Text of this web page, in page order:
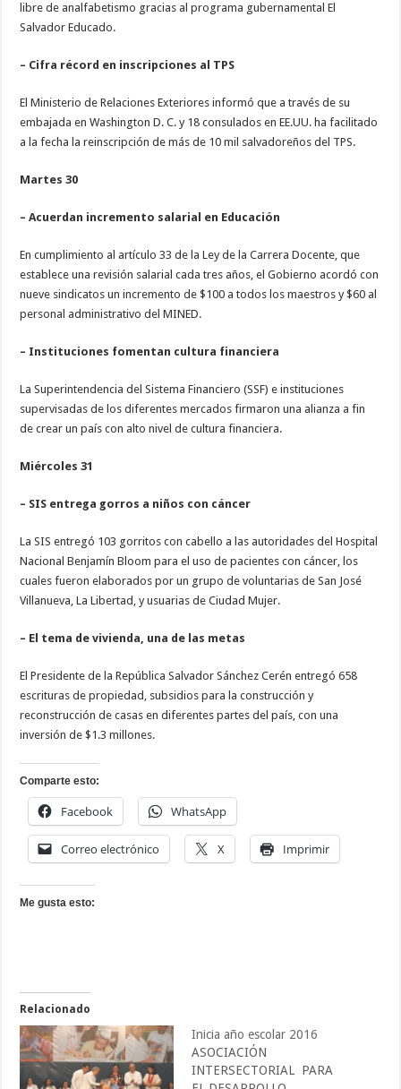
libre de analfabetismo gracias al programa gubernamental El
Salvador Educado.
– Cifra récord en inscripciones al TPS
El Ministerio de Relaciones Exteriores informó que a través de su
embajada en Washington D. C. y 18 consulados en EE.UU. ha facilitado
a la fecha la reinscripción de más de 10 mil salvadoreños del TPS.
Martes 30
– Acuerdan incremento salarial en Educación
En cumplimiento al artículo 33 de la Ley de la Carrera Docente, que
establece una revisión salarial cada tres años, el Gobierno acordó con
nueve sindicatos un incremento de $100 a todos los maestros y $60 al
personal administrativo del MINED.
– Instituciones fomentan cultura financiera
La Superintendencia del Sistema Financiero (SSF) e instituciones
supervisadas de los diferentes mercados firmaron una alianza a fin
de crear un país con alto nivel de cultura financiera.
Miércoles 31
– SIS entrega gorros a niños con cáncer
La SIS entregó 103 gorritos con cabello a las autoridades del Hospital
Nacional Benjamín Bloom para el uso de pacientes con cáncer, los
cuales fueron elaborados por un grupo de voluntarias de San José
Villanueva, La Libertad, y usuarias de Ciudad Mujer.
– El tema de vivienda, una de las metas
El Presidente de la República Salvador Sánchez Cerén entregó 658
escrituras de propiedad, subsidios para la construcción y
reconstrucción de casas en diferentes partes del país, con una
inversión de $1.3 millones.
Comparte esto:
Facebook WhatsApp
Correo electrónico X Imprimir
Me gusta esto:
Relacionado
Inicia año escolar 2016
ASOCIACIÓN
INTERSECTORIAL PARA